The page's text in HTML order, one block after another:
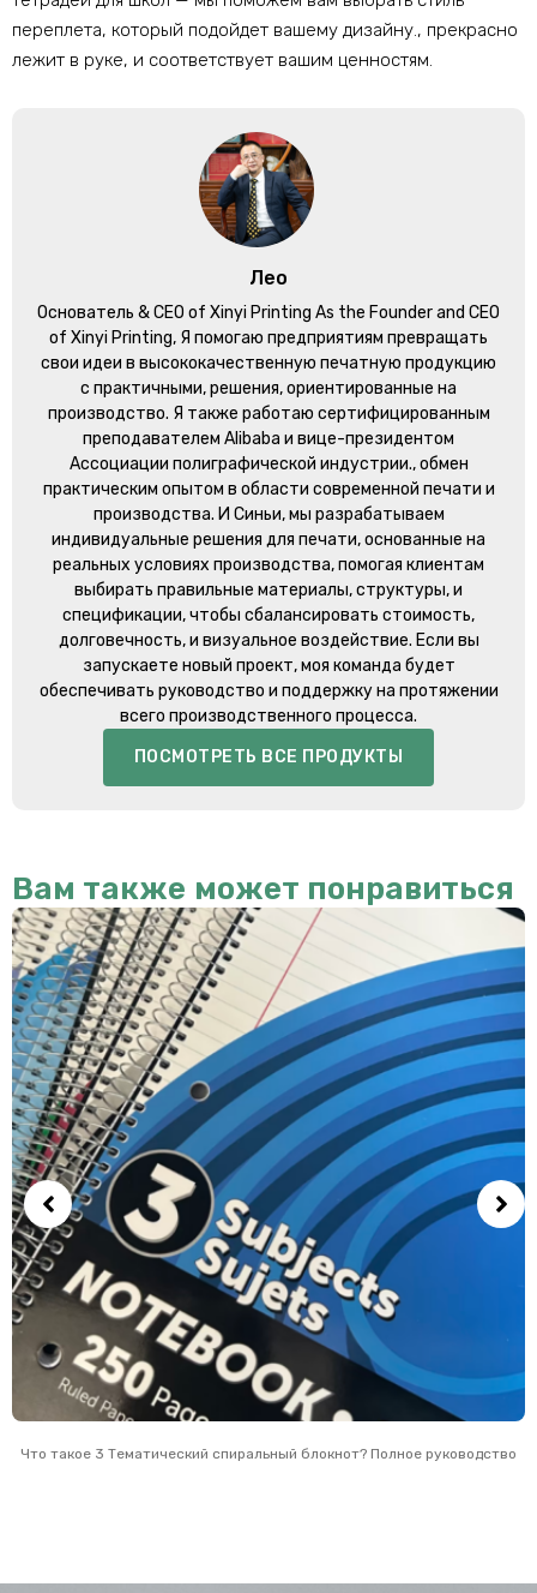
переплета, который подойдет вашему дизайну., прекрасно
лежит в руке, и соответствует вашим ценностям.
Лео
Основатель &CEO of Xinyi Printing As the Founder and CEO
of Xinyi Printing, Я помогаю предприятиям превращать
свои идеи в высококачественную печатную продукцию
с практичными, решения, ориентированные на
производство. Я также работаю сертифицированным
преподавателем Alibaba и вице-президентом
Ассоциации полиграфической индустрии., обмен
практическим опытом в области современной печати и
производства. И Синьи, мы разрабатываем
индивидуальные решения для печати, основанные на
реальных условиях производства, помогая клиентам
выбирать правильные материалы, структуры, и
спецификации, чтобы сбалансировать стоимость,
долговечность, и визуальное воздействие. Если вы
запускаете новый проект, моя команда будет
обеспечивать руководство и поддержку на протяжении
всего производственного процесса.
ПОСМОТРЕТЬ ВСЕ ПРОДУКТЫ
Вам также может понравиться
Что такое 3 Тематический спиральный блокнот? Полное руководство